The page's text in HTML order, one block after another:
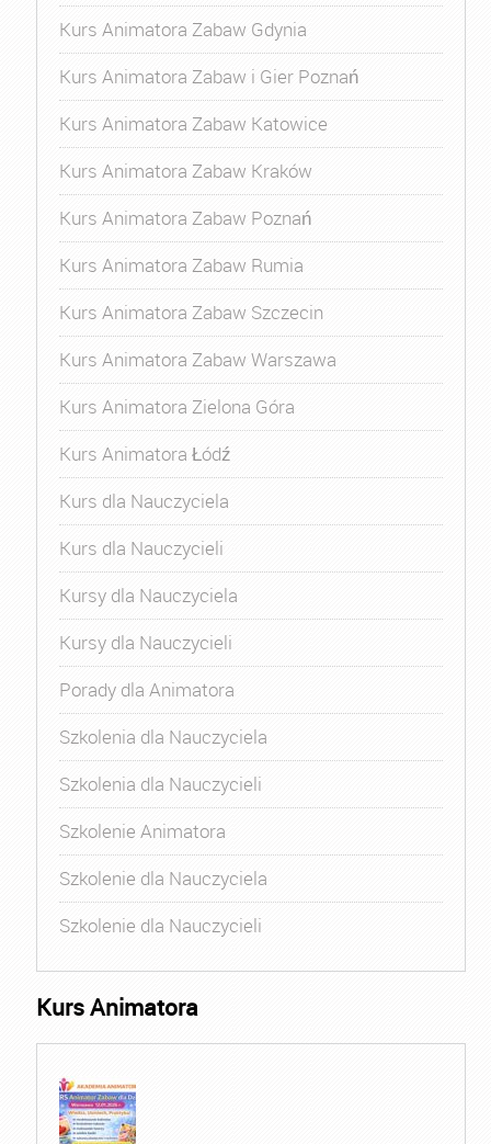
Kurs Animatora Zabaw Gdynia
Kurs Animatora Zabaw i Gier Poznań
Kurs Animatora Zabaw Katowice
Kurs Animatora Zabaw Kraków
Kurs Animatora Zabaw Poznań
Kurs Animatora Zabaw Rumia
Kurs Animatora Zabaw Szczecin
Kurs Animatora Zabaw Warszawa
Kurs Animatora Zielona Góra
Kurs Animatora Łódź
Kurs dla Nauczyciela
Kurs dla Nauczycieli
Kursy dla Nauczyciela
Kursy dla Nauczycieli
Porady dla Animatora
Szkolenia dla Nauczyciela
Szkolenia dla Nauczycieli
Szkolenie Animatora
Szkolenie dla Nauczyciela
Szkolenie dla Nauczycieli
Kurs Animatora